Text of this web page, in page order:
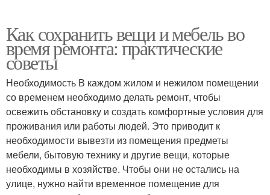
Как сохранить вещи и мебель во
время ремонта: практические
советы
Необходимость В каждом жилом и нежилом помещении
со временем необходимо делать ремонт, чтобы
освежить обстановку и создать комфортные условия для
проживания или работы людей. Это приводит к
необходимости вывезти из помещения предметы
мебели, бытовую технику и другие вещи, которые
необходимы в хозяйстве. Чтобы они не остались на
улице, нужно найти временное помещение для